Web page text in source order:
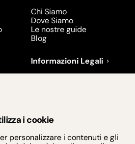
Chi Siamo
Dove Siamo
Le nostre guide
Blog
Informazioni Legali
ritirati - 2026
i cookie
personalizzare i contenuti e gli